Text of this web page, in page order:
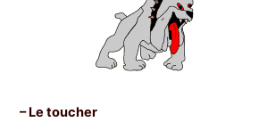
– Le toucher